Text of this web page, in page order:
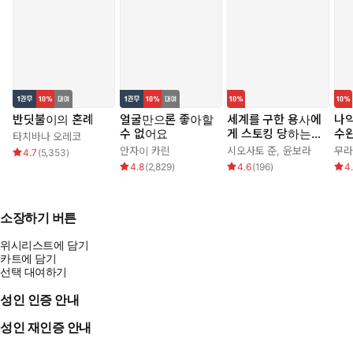
반딧불이의 혼례
타치바나 오레코
4.7 (5,353)
얼굴만으론 좋아할
수 없어요
안자이 카린
4.8(2,829)
세계를 구한 용사에
게 스토킹 당하는
시골 소녀 이야기
시오사토 준, 윤보라
4.6(196)
나
수
기
무
소장하기 버튼
위시리스트에 담기
카트에 담기
선택 대여하기
성인 인증 안내
성인 재인증 안내